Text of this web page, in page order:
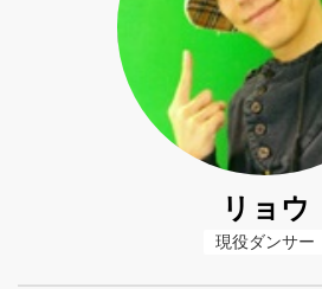
リョウ
現役ダンサー